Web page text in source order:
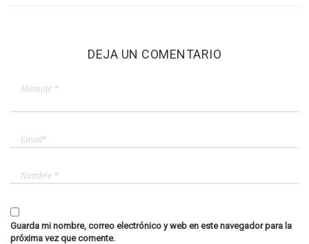
DEJA UN COMENTARIO
Guarda mi nombre, correo electrónico y web en este navegador para la
próxima vez que comente.